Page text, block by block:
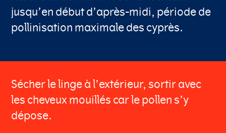
jusqu’en début d’après-midi, période de
pollinisation maximale des cyprès.
Sécher le linge à l’extérieur, sortir avec
les cheveux mouillés car le pollen s’y
dépose.